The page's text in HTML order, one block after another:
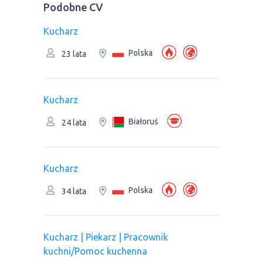
Podobne CV
Kucharz
23 lata Polska
Kucharz
24 lata Białoruś
Kucharz
34 lata Polska
Kucharz | Piekarz | Pracownik
kuchni/Pomoc kuchenna